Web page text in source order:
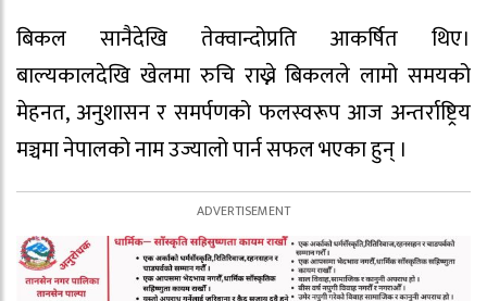
बिकल सानैदेखि तेक्वान्दोप्रति आकर्षित थिए।
बाल्यकालदेखि खेलमा रुचि राख्ने बिकलले लामो समयको
मेहनत, अनुशासन र समर्पणको फलस्वरूप आज अन्तर्राष्ट्रिय
मञ्चमा नेपालको नाम उज्यालो पार्न सफल भएका हुन् ।